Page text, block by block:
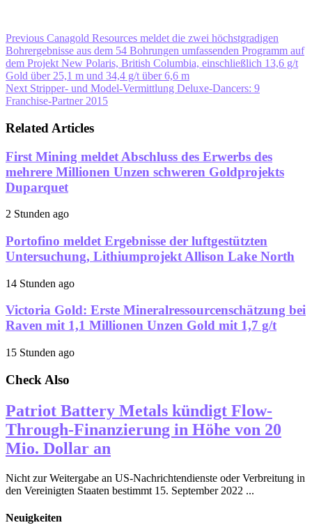
Previous Canagold Resources meldet die zwei höchstgradigen
Bohrergebnisse aus dem 54 Bohrungen umfassenden Programm auf
dem Projekt New Polaris, British Columbia, einschließlich 13,6 g/t
Gold über 25,1 m und 34,4 g/t über 6,6 m
Next Stripper- und Model-Vermittlung Deluxe-Dancers: 9
Franchise-Partner 2015
Related Articles
First Mining meldet Abschluss des Erwerbs des
mehrere Millionen Unzen schweren Goldprojekts
Duparquet
2 Stunden ago
Portofino meldet Ergebnisse der luftgestützten
Untersuchung, Lithiumprojekt Allison Lake North
14 Stunden ago
Victoria Gold: Erste Mineralressourcenschätzung bei
Raven mit 1,1 Millionen Unzen Gold mit 1,7 g/t
15 Stunden ago
Check Also
Patriot Battery Metals kündigt Flow-
Through-Finanzierung in Höhe von 20
Mio. Dollar an
Nicht zur Weitergabe an US-Nachrichtendienste oder Verbreitung in
den Vereinigten Staaten bestimmt 15. September 2022 ...
Neuigkeiten